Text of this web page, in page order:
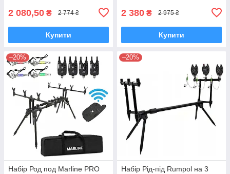
2 080,50 ₴ 2 774 ₴
Купити
2 380 ₴ 2 975 ₴
Купити
–20%
Набір Род под Marline PRO
–20%
Набір Рід-під Rumpol на 3